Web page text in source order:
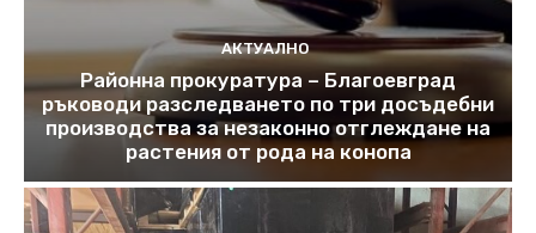
АКТУАЛНО
Районна прокуратура – Благоевград
ръководи разследването по три досъдебни
производства за незаконно отглеждане на
растения от рода на конопа